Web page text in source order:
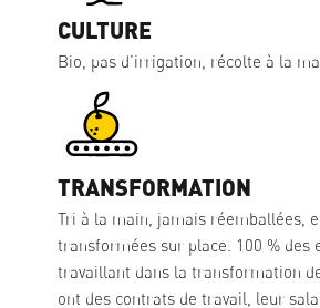
CULTURE
Bio, pas d’irrigation, récolte à la
TRANSFORMATION
Tri à la main, jamais réemballées,
transformées sur place. 100 % des
travaillant dans la transformation
ont des contrats de travail, leur